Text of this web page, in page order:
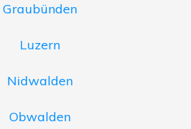
Graubünden
Luzern
Nidwalden
Obwalden